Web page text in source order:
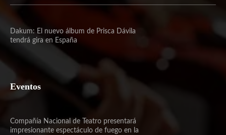
Dakum: El nuevo álbum de Prisca Dávila
tendrá gira en España
Eventos
Compañía Nacional de Teatro presentará
impresionante espectáculo de fuego en la